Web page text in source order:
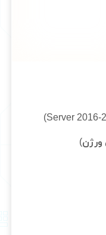
ورژن)